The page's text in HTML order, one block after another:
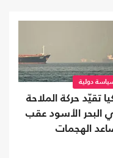
دولية
تقيّد حركة الملاحة
البحر الأسود عقب
الهجمات